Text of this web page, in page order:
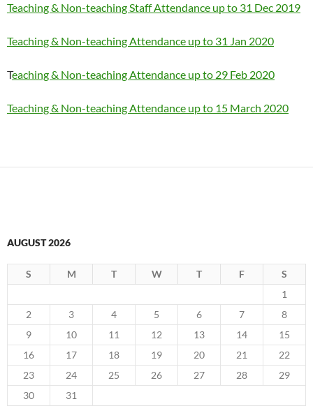
Teaching & Non-teaching Staff Attendance up to 31 Dec 2019
Teaching & Non-teaching Attendance up to 31 Jan 2020
Teaching & Non-teaching Attendance up to 29 Feb 2020
Teaching & Non-teaching Attendance up to 15 March 2020
AUGUST 2026
S M T W T F
S
1
2
3 4 5 6 7
8
9
10 11 12 13 14
15
16
17 18 19 20 21
22
23
24 25 26 27 28
29
30
31